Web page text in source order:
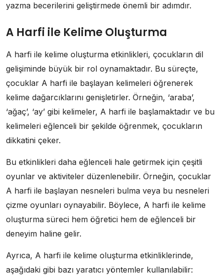
yazma becerilerini geliştirmede önemli bir adımdır.
A Harfi ile Kelime Oluşturma
A harfi ile kelime oluşturma etkinlikleri, çocukların dil
gelişiminde büyük bir rol oynamaktadır. Bu süreçte,
çocuklar A harfi ile başlayan kelimeleri öğrenerek
kelime dağarcıklarını genişletirler. Örneğin, ‘araba’,
‘ağaç’, ‘ay’ gibi kelimeler, A harfi ile başlamaktadır ve bu
kelimeleri eğlenceli bir şekilde öğrenmek, çocukların
dikkatini çeker.
Bu etkinlikleri daha eğlenceli hale getirmek için çeşitli
oyunlar ve aktiviteler düzenlenebilir. Örneğin, çocuklar
A harfi ile başlayan nesneleri bulma veya bu nesneleri
çizme oyunları oynayabilir. Böylece, A harfi ile kelime
oluşturma süreci hem öğretici hem de eğlenceli bir
deneyim haline gelir.
Ayrıca, A harfi ile kelime oluşturma etkinliklerinde,
aşağıdaki gibi bazı yaratıcı yöntemler kullanılabilir: